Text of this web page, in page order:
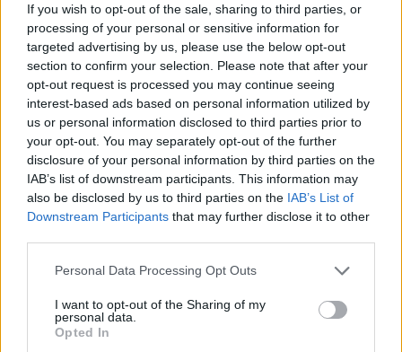
If you wish to opt-out of the sale, sharing to third parties, or
processing of your personal or sensitive information for
targeted advertising by us, please use the below opt-out
section to confirm your selection. Please note that after your
opt-out request is processed you may continue seeing
interest-based ads based on personal information utilized by
us or personal information disclosed to third parties prior to
your opt-out. You may separately opt-out of the further
disclosure of your personal information by third parties on the
IAB’s list of downstream participants. This information may
also be disclosed by us to third parties on the IAB’s List of
Downstream Participants that may further disclose it to other
Personal Data Processing Opt Outs
I want to opt-out of the Sharing of my
personal data.
Opted In
Σε δήλωση της στο ΑΠΕ-ΜΠΕ η κυρία Στεφανάκη
είπε: «Η Δημοτική Αρχή Γαύδου τήρησε υπεύθυνη
στάση εξ αρχής και θεώρησε πως δεν πρέπει να
δοθεί έκταση στο όλο θέμα με διάφορες εικασίες που
δημιουργούν σύγχυση και παραπληροφόρηση σε
επισκέπτες και κατοίκους του νησιού μας, μέχρι να
ολοκληρωθεί ο έλεγχος των δειγμάτων, που τελικώς
δικαίωσε την απόφασή μας. Όλοι γνωρίζουν ότι το
νερό αποτελεί βασικό αγαθό για το νησί μας και δεν
την ποιότητα των υδάτων στις γεωτρήσεις, με
συνεχείς μετρήσεις και ελέγχους, στο μέτρο του
δυνατού και του νόμιμου